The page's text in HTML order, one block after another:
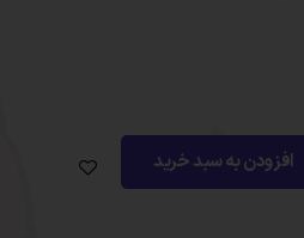
افزودن به سبد خرید